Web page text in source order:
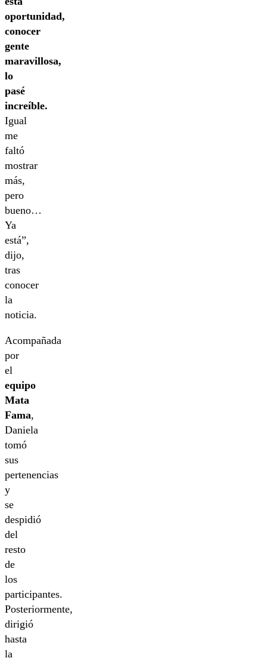
oportunidad,
conocer
gente
maravillosa,
lo
pasé
increíble.
Igual
me
faltó
mostrar
más,
pero
bueno…
Ya
está”,
dijo,
tras
conocer
la
noticia.
Acompañada
por
el
equipo
Mata
Fama,
Daniela
tomó
sus
pertenencias
y
se
despidió
del
resto
de
los
participantes.
Posteriormente,
dirigió
hasta
la